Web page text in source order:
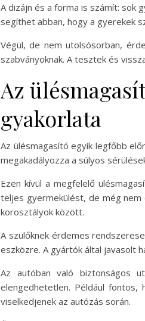
A dizájn és a forma is számít: sok
segíthet abban, hogy a gyerekek
Végül, de nem utolsósorban,
szabványoknak. A tesztek és
Az
gyakorlata
Az ülésmagasító egyik legfőbb
megakadályozza a súlyos
Ezen kívül a megfelelő
teljes gyermekülést, de még
korosztályok között.
A szülőknek érdemes
eszközre. A gyártók által javasolt
Az autóban való biztonságos
elengedhetetlen. Például
viselkedjenek az autózás során.